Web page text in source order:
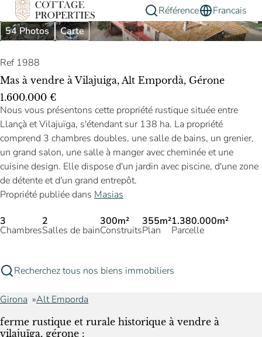
Référence
Francais
54 Photos
Carte
Ref 1988
Mas à vendre à Vilajuiga, Alt Empordà, Gérone
1.600.000 €
Nous vous présentons cette propriété rustique située entre
Llançà et Vilajuïga, s'étendant sur 138 ha. La propriété
comprend 3 chambres doubles, une salle de bains, un grenier,
un grand salon, une salle à manger avec cheminée et une
cuisine design. Elle dispose d'un jardin avec piscine, d'une zone
de détente et d'un grand entrepôt.
Propriété publiée dans Masias
3
Chambres
2
Salles de bain
300m²
Construits
355m²
Plan
1.380.000m²
Parcelle
Recherchez tous nos biens immobiliers
Girona Alt Emporda
ferme rustique et rurale historique à vendre à
vilajuïga, gérone :